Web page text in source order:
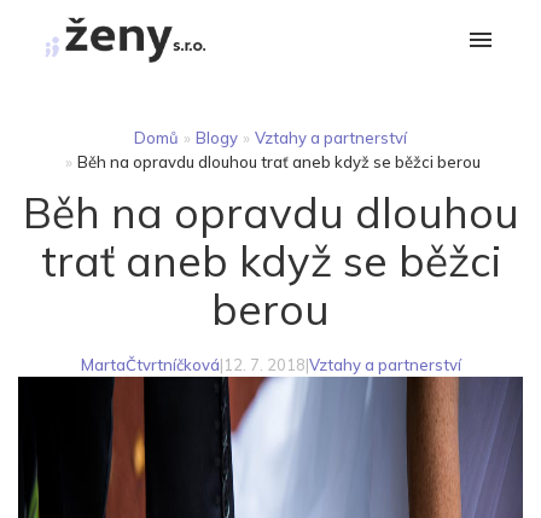
Domů » Blogy » Vztahy a partnerství
» Běh na opravdu dlouhou trať aneb když se běžci berou
Běh na opravdu dlouhou
trať aneb když se běžci
berou
MartaČtvrtníčková|12. 7. 2018|Vztahy a partnerství